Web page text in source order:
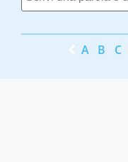
A B C